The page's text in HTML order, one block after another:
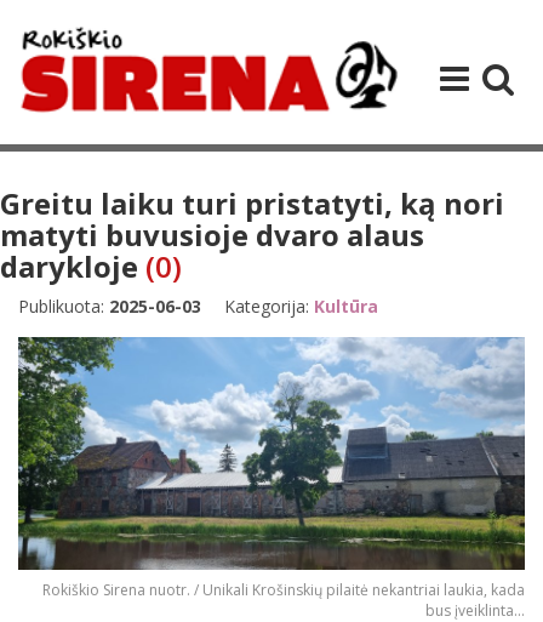
Greitu laiku turi pristatyti, ką nori
matyti buvusioje dvaro alaus
darykloje (0)
Publikuota: 2025-06-03 Kategorija: Kultūra
Rokiškio Sirena nuotr. / Unikali Krošinskių pilaitė nekantriai laukia, kada
bus įveiklinta...